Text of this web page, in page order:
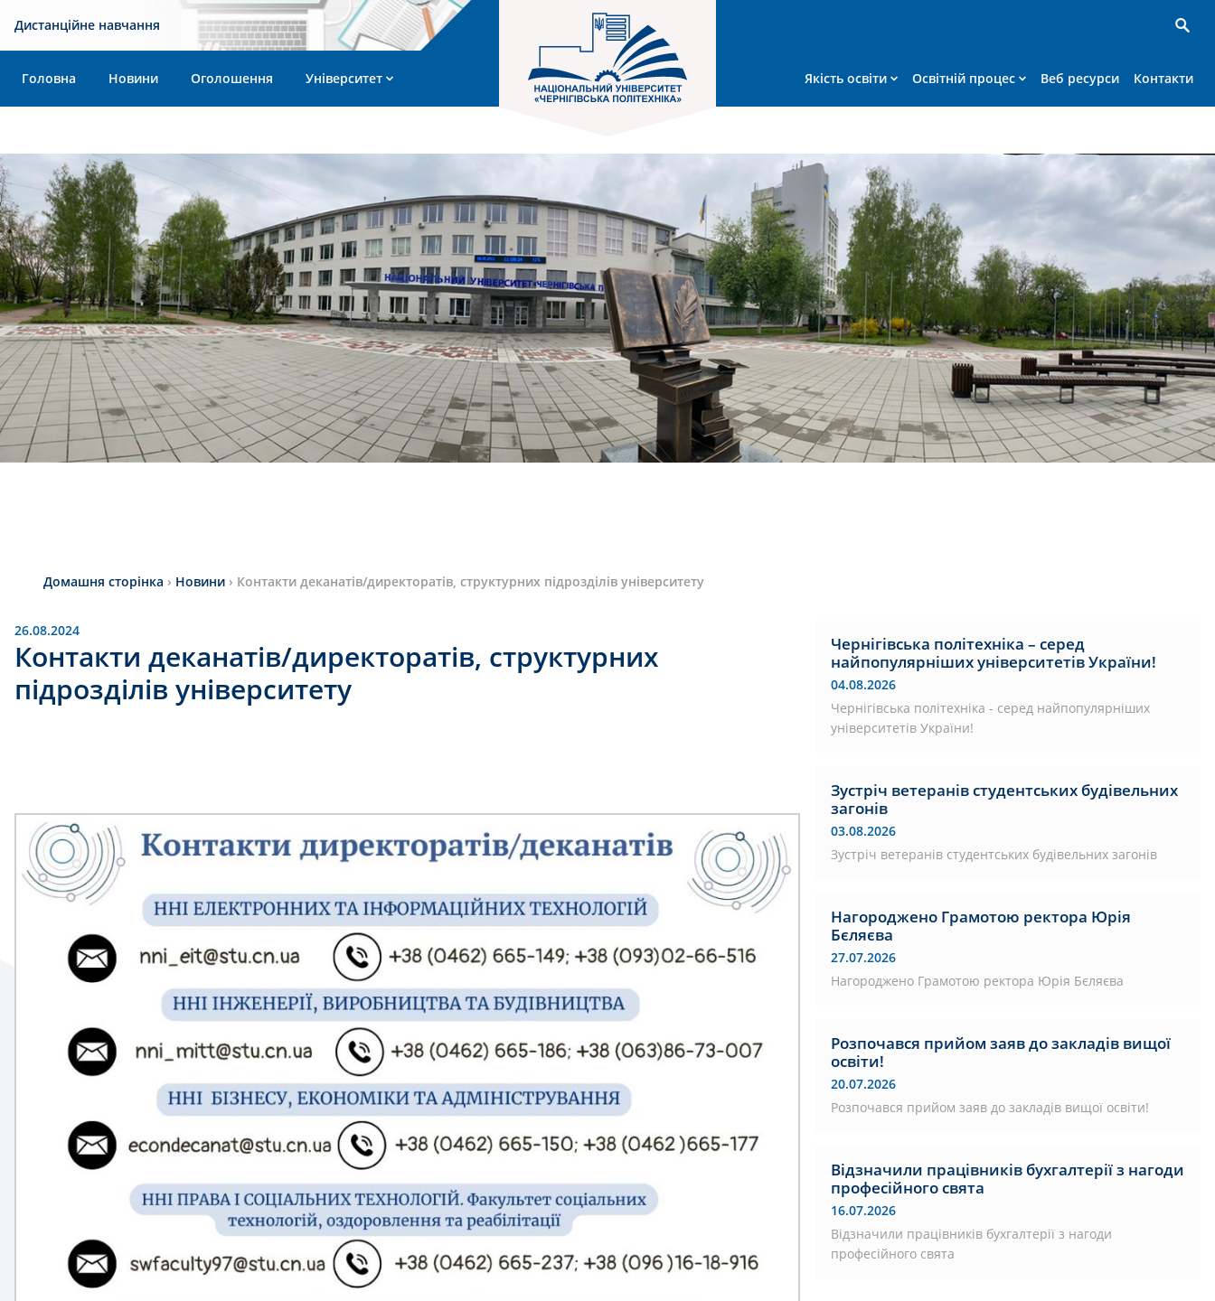
Дистанційне навчання
Головна Новини Оголошення Університет Якість освіти Освітній процес Веб ресурси Контакти
Домашня сторінка › Новини › Контакти деканатів/директоратів, структурних підрозділів університету
26.08.2024
Контакти деканатів/директоратів, структурних
підрозділів університету
Чернігівська політехніка – серед
найпопулярніших університетів України!
04.08.2026
Чернігівська політехніка - серед найпопулярніших
університетів України!
Зустріч ветеранів студентських будівельних
загонів
03.08.2026
Зустріч ветеранів студентських будівельних загонів
Нагороджено Грамотою ректора Юрія
Бєляєва
27.07.2026
Нагороджено Грамотою ректора Юрія Бєляєва
Розпочався прийом заяв до закладів вищої
освіти!
20.07.2026
Розпочався прийом заяв до закладів вищої освіти!
Відзначили працівників бухгалтерії з нагоди
професійного свята
16.07.2026
Відзначили працівників бухгалтерії з нагоди
професійного свята